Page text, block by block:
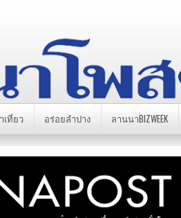
เที่ยว อร่อยลำปาง ลานนาBIZWEEK